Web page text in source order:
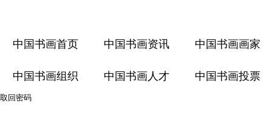
中国书画首页 中国书画资讯 中国书画画家
中国书画组织 中国书画人才 中国书画投票
取回密码